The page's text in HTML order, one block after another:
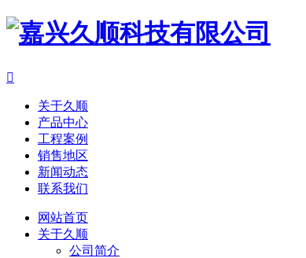

关于久顺
产品中心
工程案例
销售地区
新闻动态
联系我们
网站首页
关于久顺
公司简介